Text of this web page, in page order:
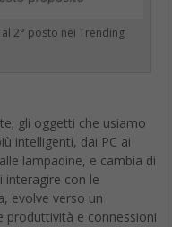
2° posto nei Trending
gli oggetti che usiamo
intelligenti, dai PC ai
lampadine, e cambia di
interagire con le
evolve verso un
produttività e connessioni